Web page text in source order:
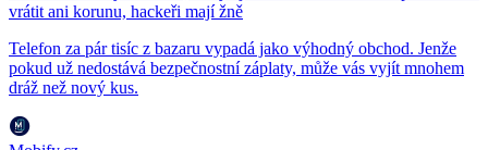
vrátit ani korunu, hackeři mají žně
Telefon za pár tisíc z bazaru vypadá jako výhodný obchod. Jenže
pokud už nedostává bezpečnostní záplaty, může vás vyjít mnohem
dráž než nový kus.